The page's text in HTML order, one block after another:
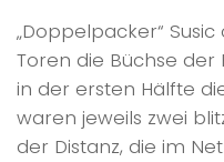
„Doppelpacker“
Toren die Büchse
in der ersten Hälfte
waren jeweils zwei
der Distanz, die im